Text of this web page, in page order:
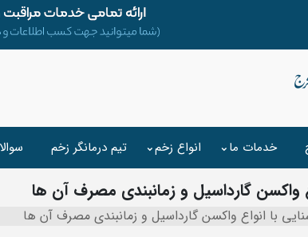
خدمات ما انواع زخم تیم درمانگر زخم
واکسن گارداسیل و زمانبندی مصرف آن ها
با انواع واکسن گارداسیل و زمانبندی مصرف آن ها